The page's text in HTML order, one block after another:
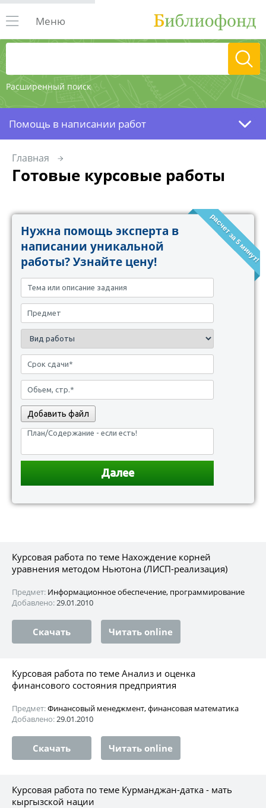
Расширенный поиск
Меню
Помощь в написании работ
Главная
Готовые курсовые работы
расчет за 5 минут!
Нужна помощь эксперта в
написании уникальной
работы? Узнайте цену!
Добавить файл
Курсовая работа по теме Нахождение корней
уравнения методом Ньютона (ЛИСП-реализация)
Предмет: Информационное обеспечение, программирование
Добавлено:29.01.2010
Скачать Читать online
Курсовая работа по теме Анализ и оценка
финансового состояния предприятия
Предмет:Финансовый менеджмент, финансовая математика
Добавлено:29.01.2010
Скачать Читать online
Курсовая работа по теме Курманджан-датка - мать
кыргызской нации